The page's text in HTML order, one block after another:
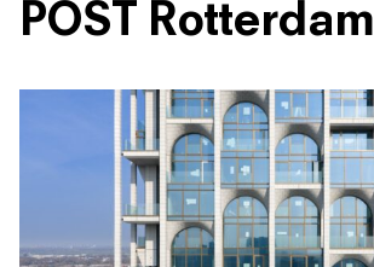
POST Rotterdam